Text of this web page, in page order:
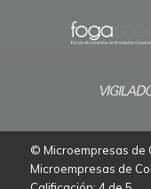
© Microempresas de
Microempresas de